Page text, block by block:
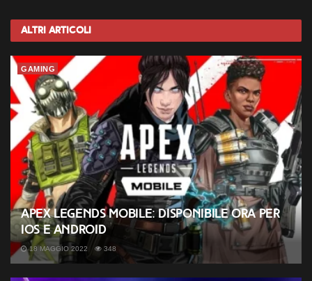
Altri Articoli
GAMING
Apex Legends Mobile: disponibile ora per
iOS e Android
18 MAGGIO 2022 348